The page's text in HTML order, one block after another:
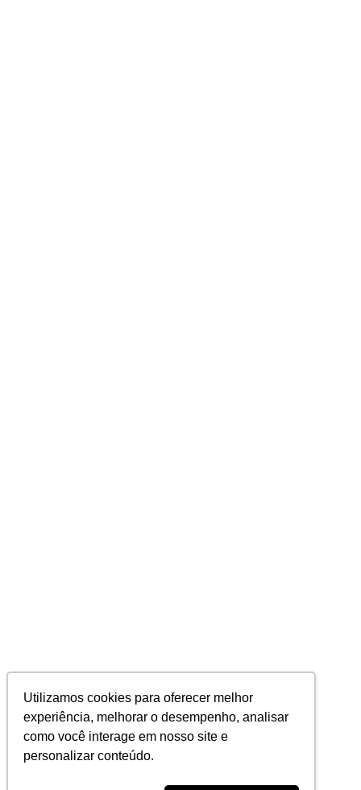
Utilizamos cookies para oferecer melhor
experiência, melhorar o desempenho, analisar
como você interage em nosso site e
personalizar conteúdo.